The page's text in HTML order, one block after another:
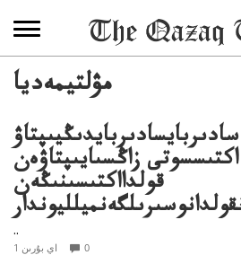
مۋلتيمەديا
اكتىسسوتى زاڭسىايىپتاۋەن
قولدااكتىسىنىڭەن
..
1 اي بۇرىن 0